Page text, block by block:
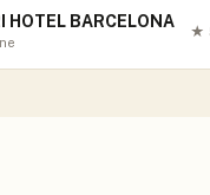
HOTEL BARCELONA
★